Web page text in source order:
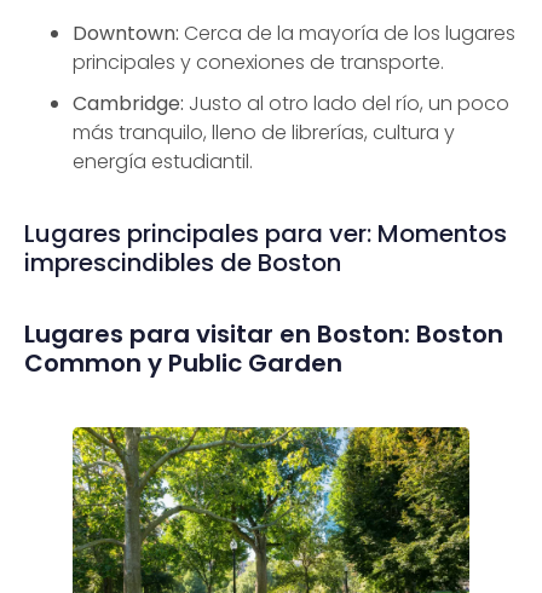
Downtown: Cerca de la mayoría de los lugares
principales y conexiones de transporte.
Cambridge: Justo al otro lado del río, un poco
más tranquilo, lleno de librerías, cultura y
energía estudiantil.
Lugares principales para ver: Momentos
imprescindibles de Boston
Lugares para visitar en Boston: Boston
Common y Public Garden